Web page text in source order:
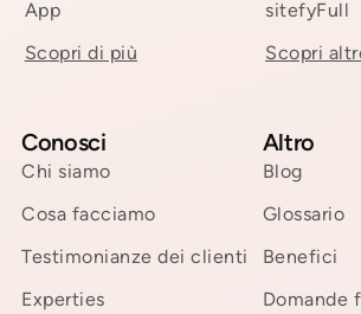
App
Scopri di più
sitefyFull
Scopri
Conosci
Chi siamo
Cosa facciamo
Testimonianze dei clienti
Experties
Altro
Blog
Glossario
Benefici
Domande